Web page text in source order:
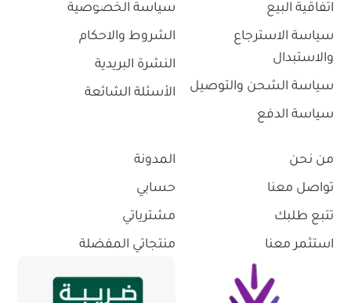
اتفاقية البيع
سياسة الاسترجاع
والاستبدال
سياسة الشحن والتوصيل
سياسة الدفع
سياسة الخصوصية
الشروط والاحكام
النشرة البريدية
الأسئلة الشائعة
من نحن
تواصل معنا
تتبع طلبك
استثمر معنا
المدونة
حسابي
مشترياتي
منتجاتي المفضلة